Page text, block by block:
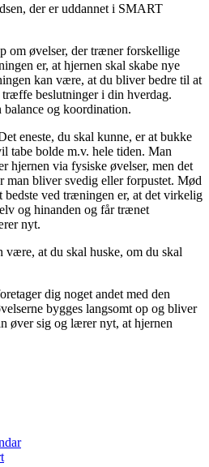
der er uddannet i SMART
om øvelser, der træner forskellige
er, at hjernen skal skabe nye
kan være, at du bliver bedre til at
beslutninger i din hverdag.
og koordination.
eneste, du skal kunne, er at bukke
tabe bolde m.v. hele tiden. Man
hjernen via fysiske øvelser, men det
bliver svedig eller forpustet. Mød
ved træningen er, at det virkelig
og hinanden og får trænet
nyt.
være, at du skal huske, om du skal
dig noget andet med den
bygges langsomt op og bliver
øver sig og lærer nyt, at hjernen